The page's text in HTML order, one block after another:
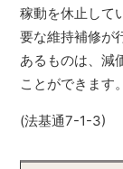
稼動を休止して
要な維持補修が
あるものは、減
ことができます。
(法基通7-1-3)